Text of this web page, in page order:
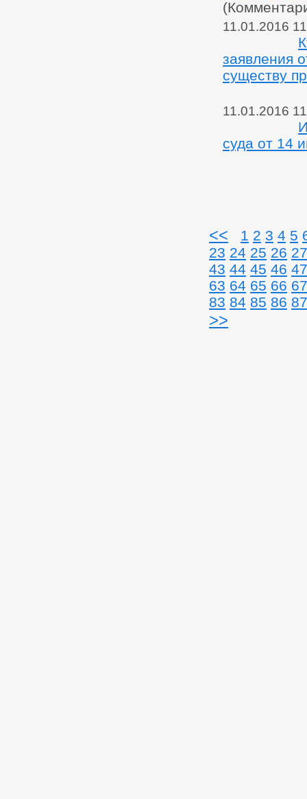
11.01.2016
заявления
существу
11.01.2016
суда от 14
<< 1 2 3 4 5
23 24 25 26 27
43 44 45 46 47
63 64 65 66 67
83 84 85 86 87
>>